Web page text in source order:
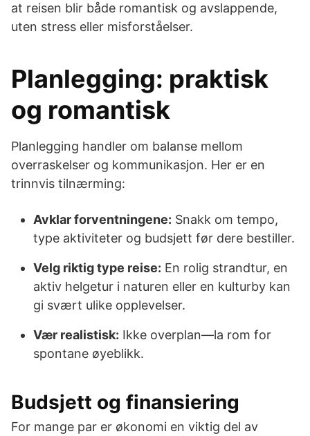
at reisen blir både romantisk og avslappende,
uten stress eller misforståelser.
Planlegging: praktisk
og romantisk
Planlegging handler om balanse mellom
overraskelser og kommunikasjon. Her er en
trinnvis tilnærming:
Avklar forventningene: Snakk om tempo,
type aktiviteter og budsjett før dere bestiller.
Velg riktig type reise: En rolig strandtur, en
aktiv helgetur i naturen eller en kulturby kan
gi svært ulike opplevelser.
Vær realistisk: Ikke overplan—la rom for
spontane øyeblikk.
Budsjett og finansiering
For mange par er økonomi en viktig del av